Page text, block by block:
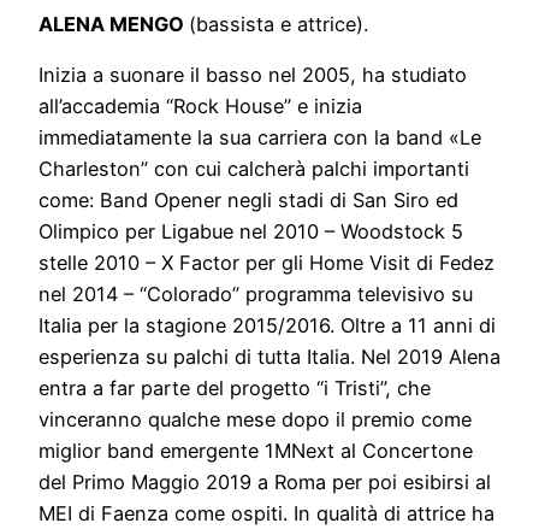
ALENA MENGO (bassista e attrice).
Inizia a suonare il basso nel 2005, ha studiato
all’accademia “Rock House” e inizia
immediatamente la sua carriera con la band «Le
Charleston” con cui calcherà palchi importanti
come: Band Opener negli stadi di San Siro ed
Olimpico per Ligabue nel 2010 – Woodstock 5
stelle 2010 – X Factor per gli Home Visit di Fedez
nel 2014 – “Colorado” programma televisivo su
Italia per la stagione 2015/2016. Oltre a 11 anni di
esperienza su palchi di tutta Italia. Nel 2019 Alena
entra a far parte del progetto “i Tristi”, che
vinceranno qualche mese dopo il premio come
miglior band emergente 1MNext al Concertone
del Primo Maggio 2019 a Roma per poi esibirsi al
MEI di Faenza come ospiti. In qualità di attrice ha